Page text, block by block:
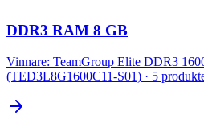
DDR3 RAM 8 GB
Vinnare: TeamGroup Elite DDR3
(TED3L8G1600C11-S01) · 5